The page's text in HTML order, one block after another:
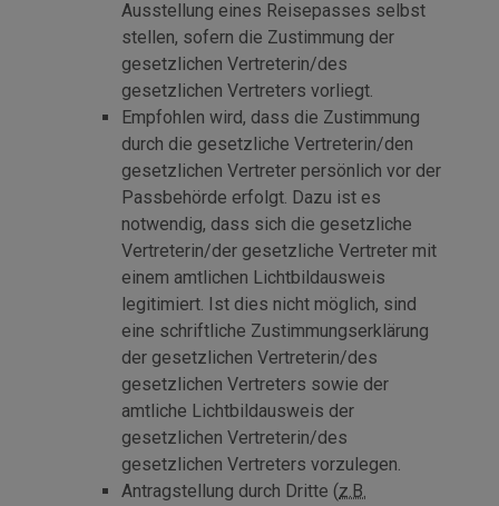
Ausstellung eines Reisepasses selbst
stellen, sofern die Zustimmung der
gesetzlichen Vertreterin/des
gesetzlichen Vertreters vorliegt.
Empfohlen wird, dass die Zustimmung
durch die gesetzliche Vertreterin/den
gesetzlichen Vertreter persönlich vor der
Passbehörde erfolgt. Dazu ist es
notwendig, dass sich die gesetzliche
Vertreterin/der gesetzliche Vertreter mit
einem amtlichen Lichtbildausweis
legitimiert. Ist dies nicht möglich, sind
eine schriftliche Zustimmungserklärung
der gesetzlichen Vertreterin/des
gesetzlichen Vertreters sowie der
amtliche Lichtbildausweis der
gesetzlichen Vertreterin/des
gesetzlichen Vertreters vorzulegen.
Antragstellung durch Dritte (z.B.